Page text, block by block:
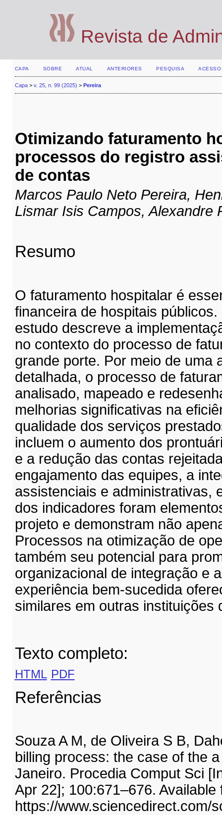
Revista de
CAPA SOBRE ATUAL ANTERIORES PESQUISA ACESSO
Capa> v. 25, n. 99 (2025) > Pereira
Otimizando faturamento
processos do registro
de contas
Marcos Paulo Neto Pereira,
Lismar Isis Campos, Alexandre
Resumo
O faturamento hospitalar é
financeira de hospitais
estudo descreve a
no contexto do processo de
grande porte. Por meio de uma
detalhada, o processo de
analisado, mapeado e
melhorias significativas na
qualidade dos serviços
incluem o aumento dos
e a redução das contas
engajamento das equipes, a
assistenciais e administrativas,
dos indicadores foram
projeto e demonstram não
Processos na otimização de
também seu potencial para
organizacional de integração e
experiência bem-sucedida
similares em outras instituições
Texto completo:
HTML PDF
Referências
Souza A M, de Oliveira S B,
billing process: the case of the
Janeiro. Procedia Comput Sci
Apr 22]; 100:671–676. Available
https://www.sciencedirect.com/